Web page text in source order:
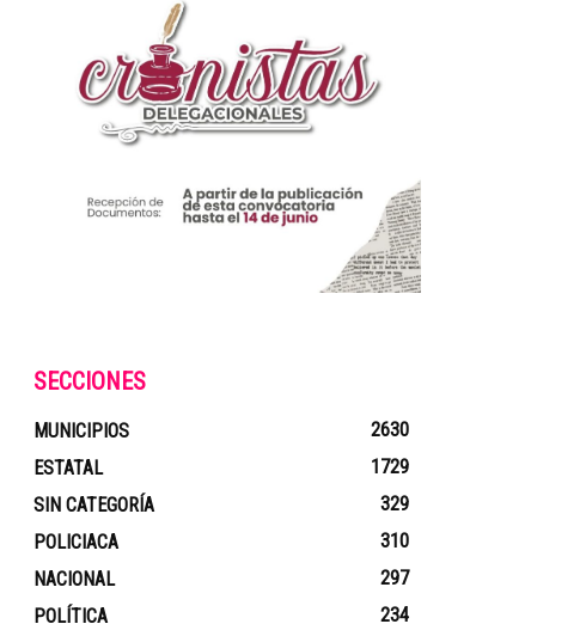
SECCIONES
MUNICIPIOS
2630
ESTATAL
1729
SIN CATEGORÍA
329
POLICIACA
310
NACIONAL
297
POLÍTICA
234